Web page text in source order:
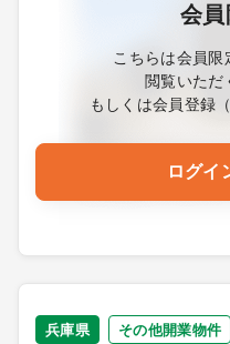
会
こちらは会員限
閲覧いただ
もしくは会員登録
ログイ
兵庫県 その他開業物件